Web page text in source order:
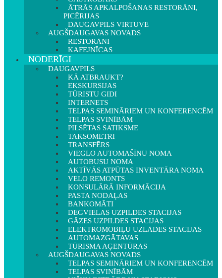
ĀTRĀS APKALPOŠANAS RESTORĀNI,
PICĒRIJAS
DAUGAVPILS VIRTUVE
AUGŠDAUGAVAS NOVADS
RESTORĀNI
KAFEJNĪCAS
NODERĪGI
DAUGAVPILS
KĀ ATBRAUKT?
EKSKURSIJAS
TŪRISTU GIDI
INTERNETS
TELPAS SEMINĀRIEM UN KONFERENCĒM
TELPAS SVINĪBĀM
PILSĒTAS SATIKSME
TAKSOMETRI
TRANSFĒRS
VIEGLO AUTOMAŠĪNU NOMA
AUTOBUSU NOMA
AKTĪVĀS ATPŪTAS INVENTĀRA NOMA
VELO REMONTS
KONSULĀRĀ INFORMĀCIJA
PASTA NODAĻAS
BANKOMĀTI
DEGVIELAS UZPILDES STACIJAS
GĀZES UZPILDES STACIJAS
ELEKTROMOBIĻU UZLĀDES STACIJAS
AUTOMAZGĀTAVAS
TŪRISMA AĢENTŪRAS
AUGŠDAUGAVAS NOVADS
TELPAS SEMINĀRIEM UN KONFERENCĒM
TELPAS SVINĪBĀM